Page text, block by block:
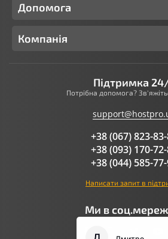
Допомога
Компанія
Підтримка
Потрібна допомога?
+38 (067) 823-83-
+38 (093) 170-72-
+38 (044) 585-
Написати запит в
Ми в